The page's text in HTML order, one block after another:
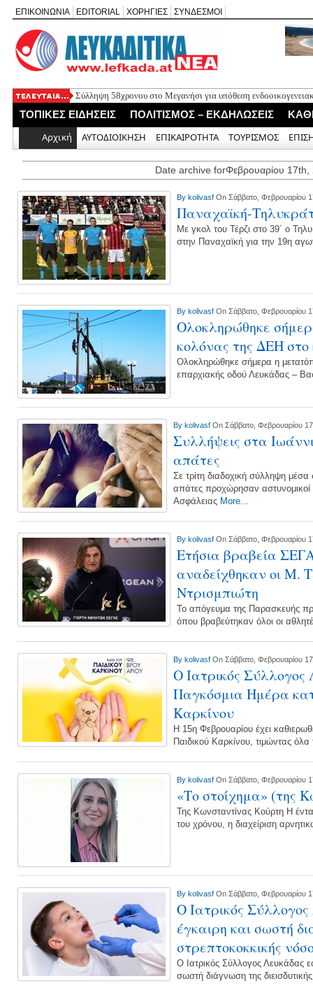
ΕΠΙΚΟΙΝΩΝΙΑ EDITORIAL ΧΟΡΗΓΙΕΣ ΣΥΝΔΕΣΜΟΙ
Σύλληψη 58χρονου στο Μεγανήσι για υπόθεση
Δύο συλλήψεις για κατοχή κάνναβης στη Λευκάδα στο πλαίσιο
Mέχρι τον Άγιο Νικόλαο Βόνιτσας έφτανε σήμερα το
Αφιέρωμα στον Ηλία Λογοθέτη απόψε στο Κηποθέατρο
Γράμμο
ΤΟΠΙΚΕΣ ΕΙΔΗΣΕΙΣ ΠΟΛΙΤΙΣΜΟΣ – ΕΚΔΗΛΩΣΕΙΣ
Αρχική ΑΥΤΟΔΙΟΙΚΗΣΗ ΕΠΙΚΑΙΡΟΤΗΤΑ ΤΟΥΡΙΣΜΟΣ
Date archive forΦεβρουαρίου 17th,
By kolivasf On Σάββατο, Φεβρουαρίου
Παναχαϊκή-
Με γκολ του Τέρζι στο 39΄ ο
στην Παναχαϊκή για την 19η
By kolivasf On Σάββατο, Φεβρουαρίου
Ολοκληρώθηκε
κολόνας της ΔΕΗ στο
Ολοκληρώθηκε σήμερα η
επαρχιακής οδού Λευκάδας –
By kolivasf On Σάββατο, Φεβρουαρίου
Συλλήψεις στα
απάτες
Σε τρίτη διαδοχική σύλληψη μέσα
απάτες προχώρησαν αστυνομικοί
Ασφάλειας More...
By kolivasf On Σάββατο, Φεβρουαρίου
Ετήσια βραβεία
αναδείχθηκαν οι Μ.
Ντρισμπιώτη
Το απόγευμα της Παρασκευής
όπου βραβεύτηκαν όλοι οι
By kolivasf On Σάββατο, Φεβρουαρίου
Ο Ιατρικός Σύλλογος
Παγκόσμια Ημέρα
Καρκίνου
Η 15η Φεβρουαρίου έχει
Παιδικού Καρκίνου, τιμώντας όλα
By kolivasf On Σάββατο, Φεβρουαρίου
«Το στοίχημα» (της
Της Κωνσταντίνας Κούρτη Η
του χρόνου, η διαχείριση
By kolivasf On Σάββατο, Φεβρουαρίου
Ο Ιατρικός
έγκαιρη και σωστή
στρεπτοκοκκικής
Ο Ιατρικός Σύλλογος Λευκάδας
σωστή διάγνωση της